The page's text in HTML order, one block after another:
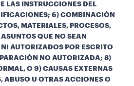
LAS INSTRUCCIONES DEL
6) COMBINACIÓN
MATERIALES, PROCESOS,
QUE NO SEAN
AUTORIZADOS POR ESCRITO
NO AUTORIZADA; 8)
O 9) CAUSAS EXTERNAS
ABUSO U OTRAS ACCIONES O